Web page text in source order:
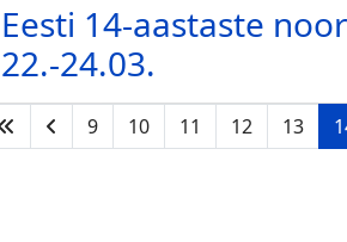
Eesti 14-aastaste
22.-24.03.
9 10 11 12 13